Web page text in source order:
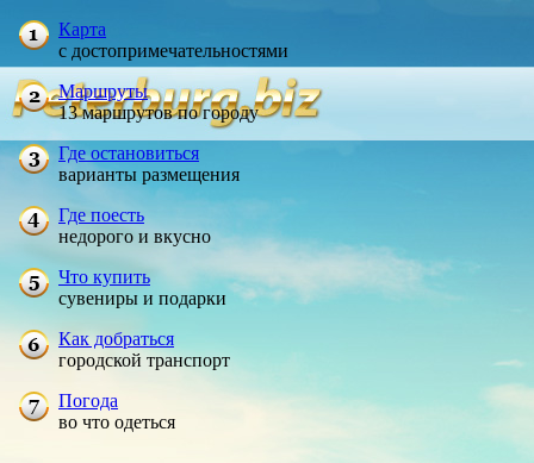
Карта
с достопримечательностями
Маршруты
13 маршрутов по городу
Где остановиться
варианты размещения
Где поесть
недорого и вкусно
Что купить
сувениры и подарки
Как добраться
городской транспорт
Погода
во что одеться